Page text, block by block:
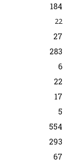
184
22
27
283
6
22
17
5
554
293
67